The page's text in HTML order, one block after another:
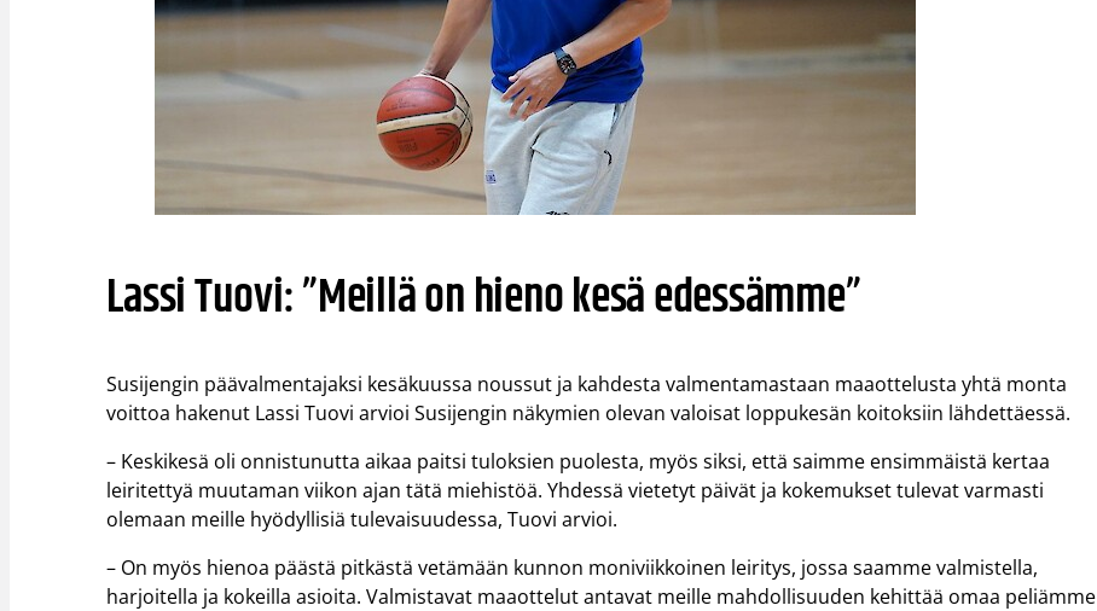
Lassi Tuovi: ”Meillä on hieno kesä edessämme”
Susijengin päävalmentajaksi kesäkuussa noussut ja kahdesta valmentamastaan maaottelusta yhtä monta
voittoa hakenut Lassi Tuovi arvioi Susijengin näkymien olevan valoisat loppukesän koitoksiin lähdettäessä.
– Keskikesä oli onnistunutta aikaa paitsi tuloksien puolesta, myös siksi, että saimme ensimmäistä kertaa
leiritettyä muutaman viikon ajan tätä miehistöä. Yhdessä vietetyt päivät ja kokemukset tulevat varmasti
olemaan meille hyödyllisiä tulevaisuudessa, Tuovi arvioi.
– On myös hienoa päästä pitkästä vetämään kunnon moniviikkoinen leiritys, jossa saamme valmistella,
harjoitella ja kokeilla asioita. Valmistavat maaottelut antavat meille mahdollisuuden kehittää omaa peliämme